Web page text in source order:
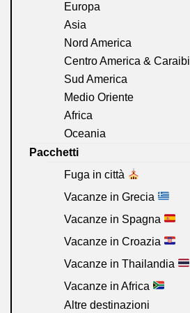
Europa
Asia
Nord America
Centro America & Caraibi
Sud America
Medio Oriente
Africa
Oceania
Pacchetti
Fuga in città
Vacanze in Grecia
Vacanze in Spagna
Vacanze in Croazia
Vacanze in Thailandia
Vacanze in Africa
Altre destinazioni